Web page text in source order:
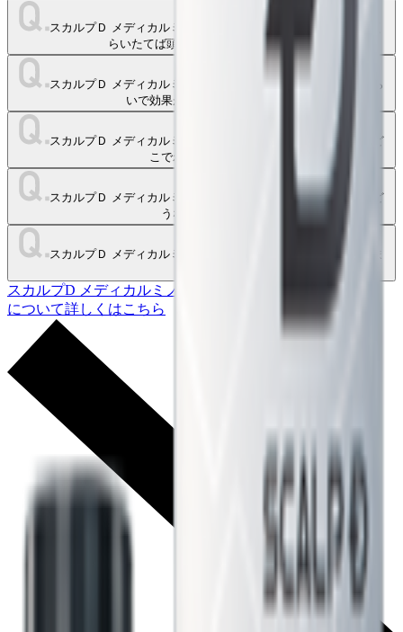
スカルプＤ メディカルミノキ５ プレミアムをつけてからどのく
らいたてば頭を洗って良いですか？
スカルプＤ メディカルミノキ５ プレミアムを使って、どのくら
いで効果があらわれますか？
スカルプＤ メディカルミノキ５ プレミアムの効きはじめは、ど
こでわかりますか？
スカルプＤ メディカルミノキ５ プレミアムの使用をやめたらど
うなりますか？
スカルプＤ メディカルミノキ５ プレミアムに、においはありま
スカルプD メディカルミノキ5
について詳しくはこちら